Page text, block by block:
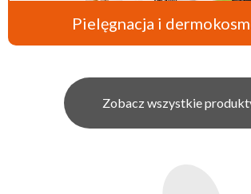
Pielęgnacja i
Zobacz wszystkie